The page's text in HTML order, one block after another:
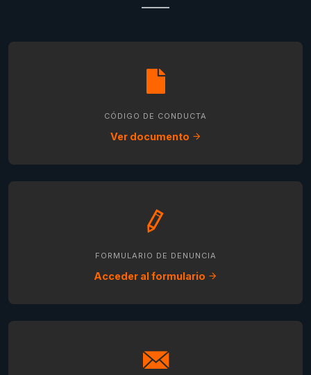
CÓDIGO DE CONDUCTA
Ver documento
FORMULARIO DE DENUNCIA
Acceder al formulario